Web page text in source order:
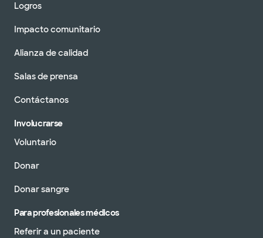
Logros
Impacto comunitario
Alianza de calidad
Salas de prensa
Contáctanos
Involucrarse
Voluntario
Donar
Donar sangre
Para profesionales médicos
Referir a un paciente